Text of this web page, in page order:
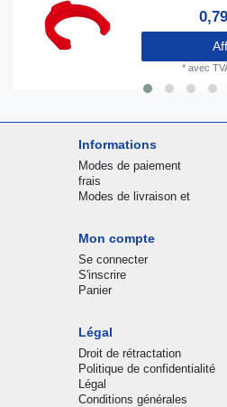
* avec
Informations
Modes de paiement
frais
Modes de livraison et
Mon compte
Se connecter
S'inscrire
Panier
Légal
Droit de rétractation
Politique de confidentialité
Légal
Conditions générales